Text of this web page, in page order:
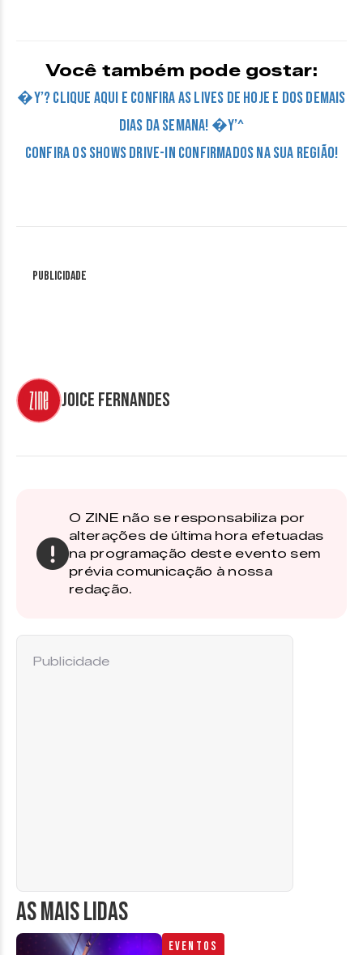
Você também pode gostar:
�Y’? CLIQUE AQUI E CONFIRA AS LIVES DE HOJE E DOS DEMAIS
DIAS DA SEMANA! �Y’^
Confira os Shows Drive-in confirmados na sua região!
Publicidade
Joice Fernandes
O ZINE não se responsabiliza por
alterações de última hora efetuadas
na programação deste evento sem
prévia comunicação à nossa
redação.
AS MAIS LIDAS
Eventos
Publicidade